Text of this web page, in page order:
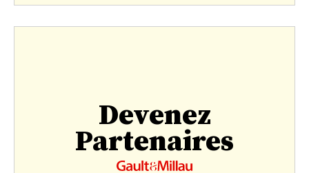
Devenez
Partenaires